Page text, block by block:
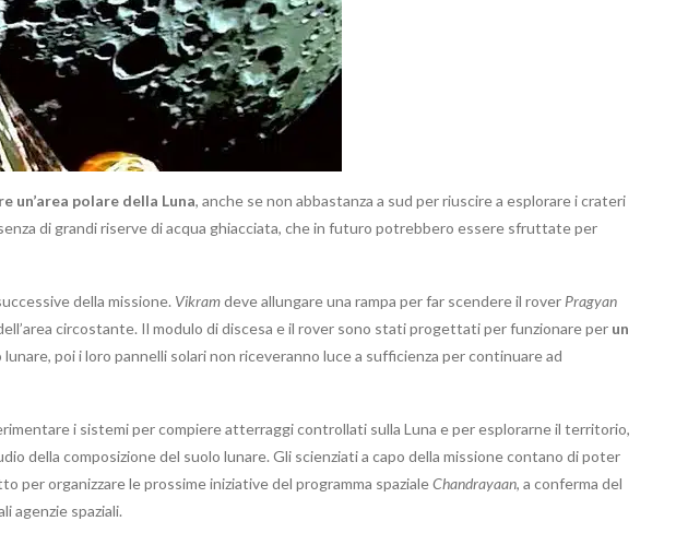
un’area polare della Luna, anche se non abbastanza a sud per riuscire a esplorare i crateri
di grandi riserve di acqua ghiacciata, che in futuro potrebbero essere sfruttate per
della missione. Vikramdeve allungare una rampa per far scendere il rover Pragyan
circostante. Il modulo di discesa e il rover sono stati progettati per funzionare per un
lunare, poi i loro pannelli solari non riceveranno luce a sufficienza per continuare ad
i sistemi per compiere atterraggi controllati sulla Luna e per esplorarne il territorio,
della composizione del suolo lunare. Gli scienziati a capo della missione contano di poter
per organizzare le prossime iniziative del programma spazialeChandrayaan, a conferma del
agenzie spaziali.